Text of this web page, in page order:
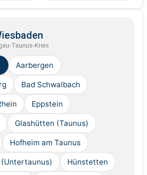
Taunus-Kreis
Aarbergen
Bad Schwalbach
Eppstein
Glashütten (Taunus)
Hofheim am Taunus
Hünstetten